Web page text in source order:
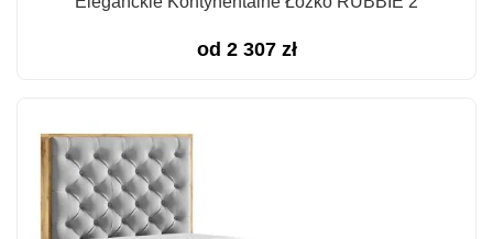
od 2 307 zł